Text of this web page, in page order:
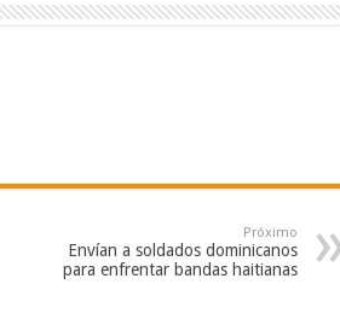
Próximo
Envían a soldados dominicanos
para enfrentar bandas haitianas